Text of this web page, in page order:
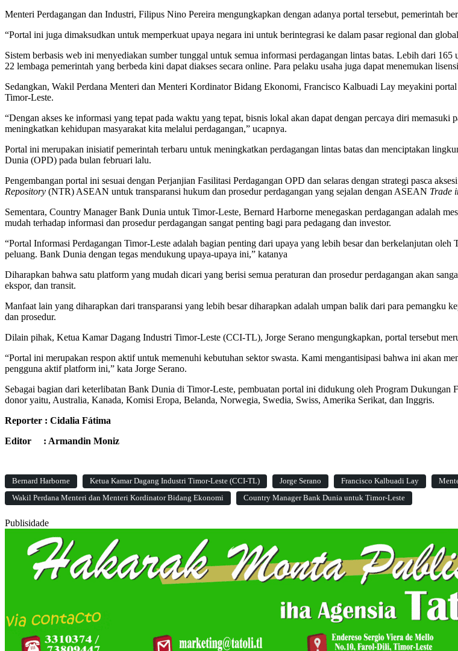
Menteri Perdagangan dan Industri, Filipus Nino Pereira mengungkapkan dengan adanya portal tersebut, pemerintah
“Portal ini juga dimaksudkan untuk memperkuat upaya negara ini untuk berintegrasi ke dalam pasar regional dan
Sistem berbasis web ini menyediakan sumber tunggal untuk semua informasi perdagangan lintas batas. Lebih dari
22 lembaga pemerintah yang berbeda kini dapat diakses secara online. Para pelaku usaha juga dapat menemukan
Sedangkan, Wakil Perdana Menteri dan Menteri Kordinator Bidang Ekonomi, Francisco Kalbuadi Lay meyakini
Timor-Leste.
“Dengan akses ke informasi yang tepat pada waktu yang tepat, bisnis lokal akan dapat dengan percaya diri
meningkatkan kehidupan masyarakat kita melalui perdagangan,” ucapnya.
Portal ini merupakan inisiatif pemerintah terbaru untuk meningkatkan perdagangan lintas batas dan menciptakan
Dunia (OPD) pada bulan februari lalu.
Pengembangan portal ini sesuai dengan Perjanjian Fasilitasi Perdagangan OPD dan selaras dengan strategi pasca
Repository (NTR) ASEAN untuk transparansi hukum dan prosedur perdagangan yang sejalan dengan ASEAN Trade
Sementara, Country Manager Bank Dunia untuk Timor-Leste, Bernard Harborne menegaskan perdagangan adalah
mudah terhadap informasi dan prosedur perdagangan sangat penting bagi para pedagang dan investor.
“Portal Informasi Perdagangan Timor-Leste adalah bagian penting dari upaya yang lebih besar dan berkelanjutan
peluang. Bank Dunia dengan tegas mendukung upaya-upaya ini,” katanya
Diharapkan bahwa satu platform yang mudah dicari yang berisi semua peraturan dan prosedur perdagangan akan
ekspor, dan transit.
Manfaat lain yang diharapkan dari transparansi yang lebih besar diharapkan adalah umpan balik dari para pemangku
dan prosedur.
Dilain pihak, Ketua Kamar Dagang Industri Timor-Leste (CCI-TL), Jorge Serano mengungkapkan, portal tersebut
“Portal ini merupakan respon aktif untuk memenuhi kebutuhan sektor swasta. Kami mengantisipasi bahwa ini akan
pengguna aktif platform ini,” kata Jorge Serano.
Sebagai bagian dari keterlibatan Bank Dunia di Timor-Leste, pembuatan portal ini didukung oleh Program
donor yaitu, Australia, Kanada, Komisi Eropa, Belanda, Norwegia, Swedia, Swiss, Amerika Serikat, dan Inggris.
Reporter : Cidalia Fátima
Editor : Armandin Moniz
Bernard Harborne Ketua Kamar Dagang Industri Timor-Leste (CCI-TL) Jorge Serano Francisco Kalbuadi Lay
Wakil Perdana Menteri dan Menteri Kordinator Bidang Ekonomi
Country Manager Bank Dunia untuk Timor-Leste
Publisidade